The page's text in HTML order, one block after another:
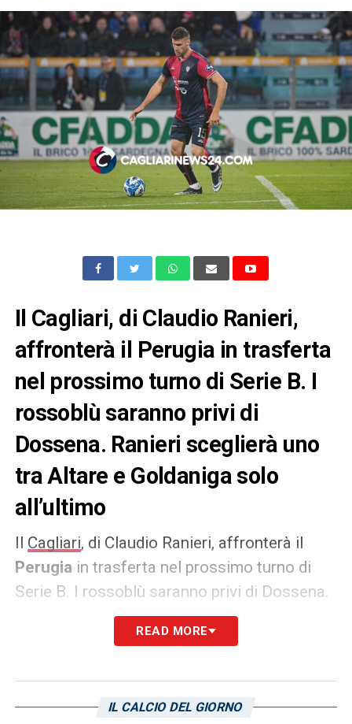
Il Cagliari, di Claudio Ranieri,
affronterà il Perugia in trasferta
nel prossimo turno di Serie B. I
rossoblù saranno privi di
Dossena. Ranieri sceglierà uno
tra Altare e Goldaniga solo
all’ultimo
Il Cagliari, di Claudio Ranieri, affronterà il
Perugia in trasferta nel prossimo turno di
Serie B. I rossoblù saranno privi di Dossena.
Ranieri sceglierà uno traAltaree
solo all’ultimo. Il primo ha fatto bene
gestione dei momenti scivolosi. La sfida del
READ MORE
IL CALCIO DEL GIORNO